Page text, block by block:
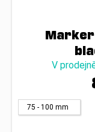
Marker
V
75 - 100 mm